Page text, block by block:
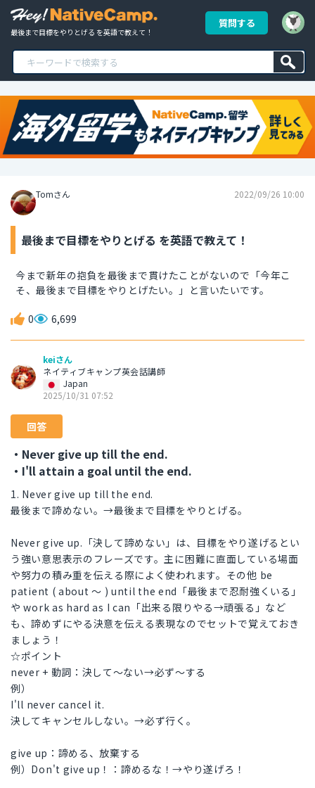
最後まで目標をやりとげる を英語で教えて！
質問する
Tomさん 2022/09/26 10:00
最後まで目標をやりとげる を英語で教えて！
今まで新年の抱負を最後まで貫けたことがないので「今年こ
そ、最後まで目標をやりとげたい。」と言いたいです。
0 6,699
keiさん
ネイティブキャンプ英会話講師
Japan
2025/10/31 07:52
回答
・Never give up till the end.
・I'll attain a goal until the end.
1. Never give up till the end.
最後まで諦めない。→最後まで目標をやりとげる。
Never give up.「決して諦めない」は、目標をやり遂げるとい
う強い意思表示のフレーズです。主に困難に直面している場面
や努力の積み重を伝える際によく使われます。その他 be
patient ( about ～ ) until the end「最後まで忍耐強くいる」
や work as hard as I can「出来る限りやる→頑張る」など
も、諦めずにやる決意を伝える表現なのでセットで覚えておき
ましょう！
☆ポイント
never + 動詞：決して～ない→必ず～する
例）
I'll never cancel it.
決してキャンセルしない。→必ず行く。
give up：諦める、放棄する
例）Don't give up！：諦めるな！→やり遂げろ！